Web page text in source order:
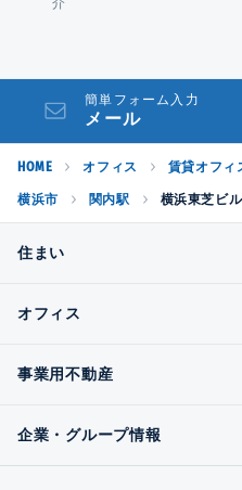
介
簡単フォーム入力
メール
HOME オフィス 賃貸オフィ
横浜市 関内駅 横浜東芝ビル
住まい
オフィス
事業用不動産
企業・グループ情報